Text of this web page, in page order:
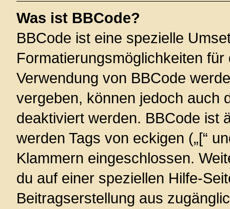
Was ist BBCode?
BBCode ist eine spezielle
Formatierungsmöglichkeiten
Verwendung von BBCode
vergeben, können jedoch auch
deaktiviert werden. BBCode ist
werden Tags von eckigen („[“
Klammern eingeschlossen.
du auf einer speziellen Hilfe-
Beitragserstellung aus